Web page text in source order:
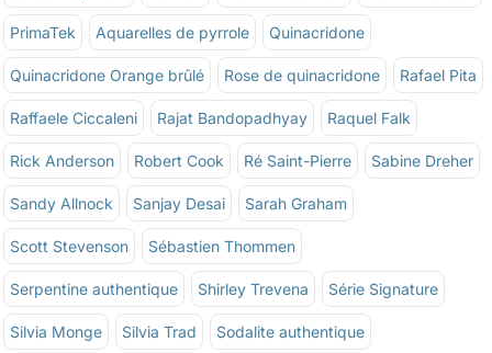
PrimaTek Aquarelles de pyrrole Quinacridone
Quinacridone Orange brûlé Rose de quinacridone Rafael Pita
Raffaele Ciccaleni Rajat Bandopadhyay Raquel Falk
Rick Anderson Robert Cook Ré Saint-Pierre Sabine Dreher
Sandy Allnock Sanjay Desai Sarah Graham
Scott Stevenson Sébastien Thommen
Serpentine authentique Shirley Trevena Série Signature
Silvia Monge Silvia Trad Sodalite authentique